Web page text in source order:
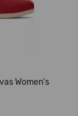
Women's